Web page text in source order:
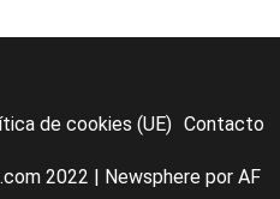
de cookies (UE) Contacto
2022 | Newspherepor AF